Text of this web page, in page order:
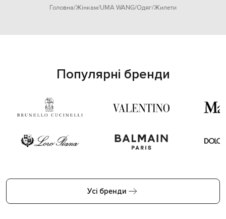
Головна Жінкам UMA WANG Одяг Жилети
Популярні бренди
Усі бренди